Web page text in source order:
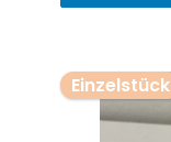
Einzelstück